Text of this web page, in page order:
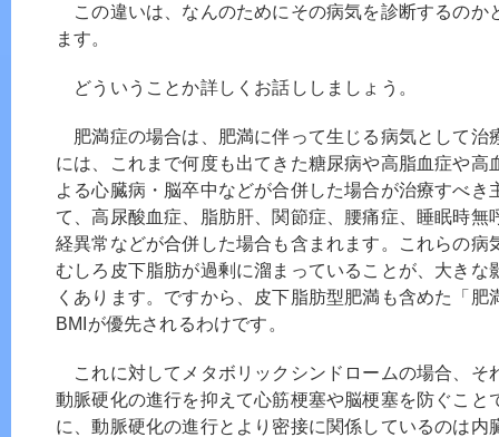
この違いは、なんのためにその病気を診断するのか
ます。
どういうことか詳しくお話ししましょう。
肥満症の場合は、肥満に伴って生じる病気として治
には、これまで何度も出てきた糖尿病や高脂血症や高
よる心臓病・脳卒中などが合併した場合が治療すべき
て、高尿酸血症、脂肪肝、関節症、腰痛症、睡眠時無
経異常などが合併した場合も含まれます。これらの病
むしろ皮下脂肪が過剰に溜まっていることが、大きな
くあります。ですから、皮下脂肪型肥満も含めた「肥
BMIが優先されるわけです。
これに対してメタボリックシンドロームの場合、そ
動脈硬化の進行を抑えて心筋梗塞や脳梗塞を防ぐこと
に、動脈硬化の進行とより密接に関係しているのは内